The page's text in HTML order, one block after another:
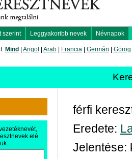
szerint Leggyakoribb nevek Névnapok
Mind Angol Arab| Francia| Germán Görög
elé
férfi
Eredete:
Jelentése: